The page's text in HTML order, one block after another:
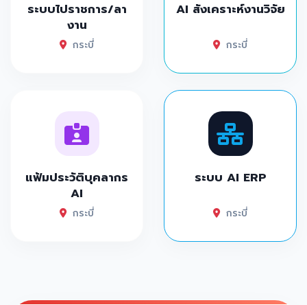
ระบบไปราชการ/ลา
งาน
กระบี่
AI สังเคราะห์งานวิจัย
กระบี่
แฟ้มประวัติบุคลากร
AI
กระบี่
ระบบ AI ERP
กระบี่